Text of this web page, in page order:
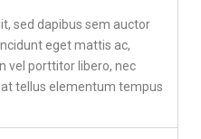
sed dapibus sem auctor
eget mattis ac,
vel porttitor libero, nec
tellus elementum tempus